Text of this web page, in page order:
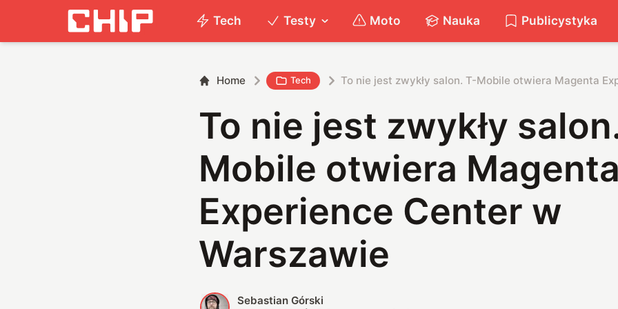
Tech Testy Moto Nauka Publicystyka
Home Tech To nie jest zwykły salon. T-Mobile otwiera Magenta
To nie jest zwykły
Mobile otwiera Magenta
Experience Center w
Warszawie
Sebastian Górski